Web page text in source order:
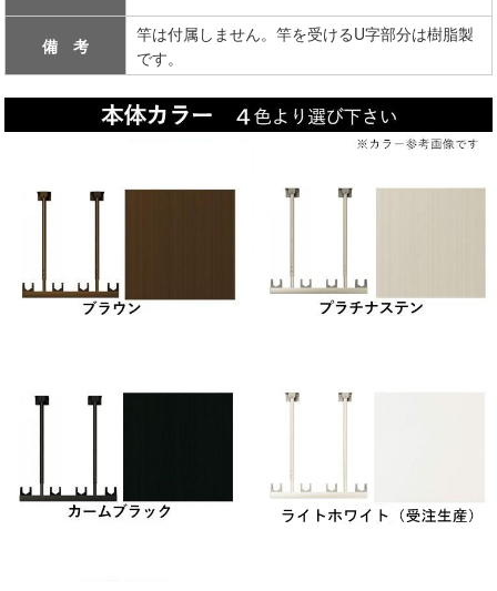
備 考
竿は付属しません。竿を受けるU字部分は樹脂製
です。